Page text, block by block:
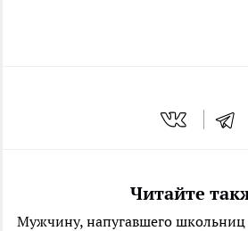
Читайте
Мужчину, напугавшего